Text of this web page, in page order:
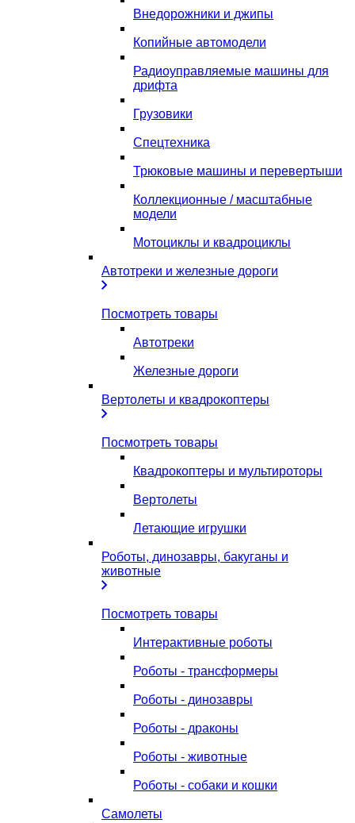
Внедорожники и джипы
Копийные автомодели
Радиоуправляемые машины для
дрифта
Грузовики
Спецтехника
Трюковые машины и перевертыши
Коллекционные / масштабные
модели
Мотоциклы и квадроциклы
Автотреки и железные дороги
Посмотреть товары
Автотреки
Железные дороги
Вертолеты и квадрокоптеры
Посмотреть товары
Квадрокоптеры и мультироторы
Вертолеты
Летающие игрушки
Роботы, динозавры, бакуганы и
животные
Посмотреть товары
Интерактивные роботы
Роботы - трансформеры
Роботы - динозавры
Роботы - драконы
Роботы - животные
Роботы - собаки и кошки
Самолеты